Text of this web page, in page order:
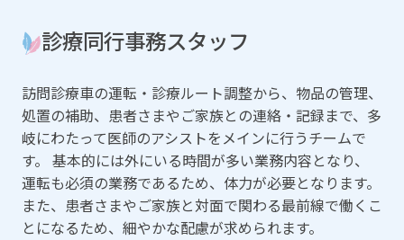
診療同行事務スタッフ
訪問診療車の運転・診療ルート調整から、物品の管理、
処置の補助、患者さまやご家族との連絡・記録まで、多
岐にわたって医師のアシストをメインに行うチームで
す。 基本的には外にいる時間が多い業務内容となり、
運転も必須の業務であるため、体力が必要となります。
また、患者さまやご家族と対面で関わる最前線で働くこ
とになるため、細やかな配慮が求められます。